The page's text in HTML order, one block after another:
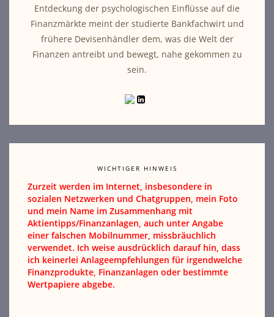
Entdeckung der psychologischen Einflüsse auf die
Finanzmärkte meint der studierte Bankfachwirt und
frühere Devisenhändler dem, was die Welt der
Finanzen antreibt und bewegt, nahe gekommen zu
sein.
WICHTIGER HINWEIS
Zurzeit werden im Internet, insbesondere in
sozialen Netzwerken und Chatgruppen, mein Foto
und mein Name im Zusammenhang mit
Aktientipps/Finanzanlagen, auch unter Angabe
einer falschen Mobilnummer, missbräuchlich
verwendet. Ich weise ausdrücklich darauf hin, dass
ich keinerlei Anlageempfehlungen für irgendwelche
Finanzprodukte, Finanzanlagen oder bestimmte
Wertpapiere abgebe.